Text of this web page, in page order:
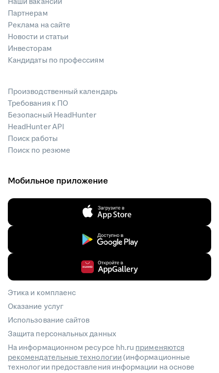
Партнерам
Реклама на сайте
Новости и статьи
Инвесторам
Кандидаты по профессиям
Производственный календарь
Требования к ПО
Безопасный HeadHunter
HeadHunter API
Поиск работы
Поиск по резюме
Мобильное приложение
Этика и комплаенс
Оказание услуг
Использование сайтов
Защита персональных данных
На информационном ресурсе hh.ru применяются
рекомендательные технологии(информационные
технологии предоставления информации на основе